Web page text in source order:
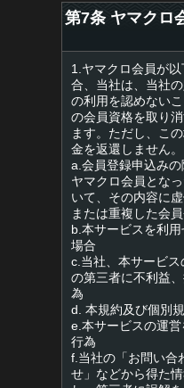
第7条 ヤマクロ
1.ヤマクロ会員が
合、当社は、当社
の利用を認めない
の会員資格を取り
ます。ただし、こ
金を返還しません。
a.会員登録申込み
ヤマクロ会員とな
いて、その内容に
または重複した会
b.本サービスを利
場合
c.当社、本サービ
の第三者に不利益
為
d. 本規約及び個別
e.本サービスの運
行為
f.当社の「お問い合
せ」などから得た